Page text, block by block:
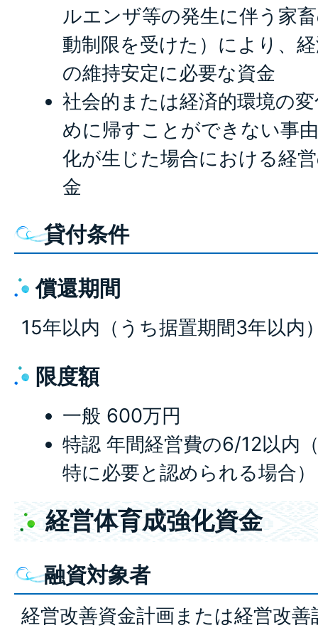
ルエンザ等の発生に伴う家
動制限を受けた）により、
の維持安定に必要な資金
社会的または経済的環境の
めに帰すことができない事
化が生じた場合における経
金
貸付条件
償還期間
15年以内（うち据置期間3年以内
限度額
一般 600万円
特認 年間経営費の6/12以内
特に必要と認められる場合）
経営体育成強化資金
融資対象者
経営改善資金計画または経営改